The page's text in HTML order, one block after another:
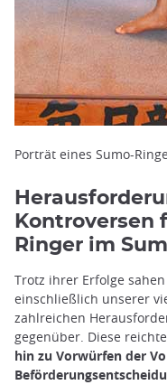
Porträt eines Sumo-
Kontroversen
Ringer im
Trotz ihrer Erfolge
einschließlich unserer
zahlreichen
gegenüber. Diese
hin zu Vorwürfen der